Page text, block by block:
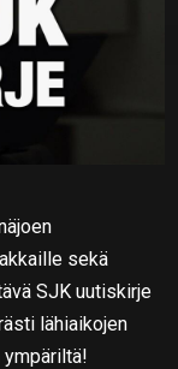
sekä
SJK uutiskirje
lähiaikojen